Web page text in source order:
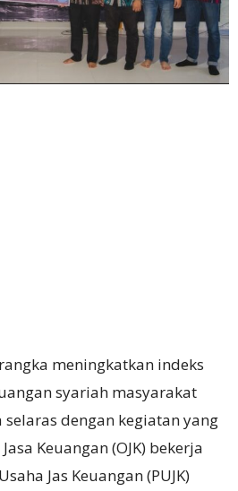
meningkatkan indeks
syariah masyarakat
dengan kegiatan yang
Keuangan (OJK) bekerja
Jas Keuangan (PUJK)